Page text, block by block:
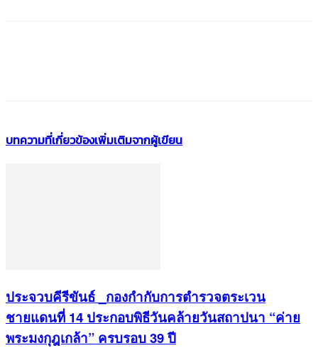
บทความที่เกี่ยวข้องเพิ่มเติมจากผู้เขียน
ประจวบคีรีขันธ์ _กองกำกับการตำรวจตระเวน
ชายแดนที่ 14 ประกอบพิธีวันคล้ายวันสถาปนา “ค่าย
พระมงกุฎเกล้า” ครบรอบ 39 ปี